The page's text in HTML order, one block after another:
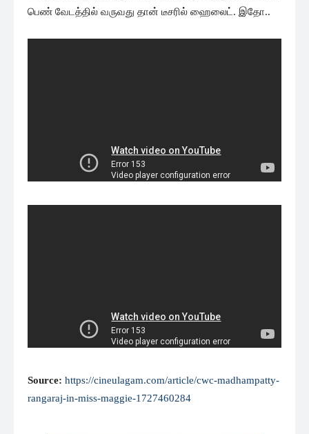
பெண் வேடத்தில் வருவது தான் டீசரில் ஹைலைட். இதோ..
Source: https://cineulagam.com/article/cwc-madhampatty-
rangaraj-in-miss-maggie-1727460284